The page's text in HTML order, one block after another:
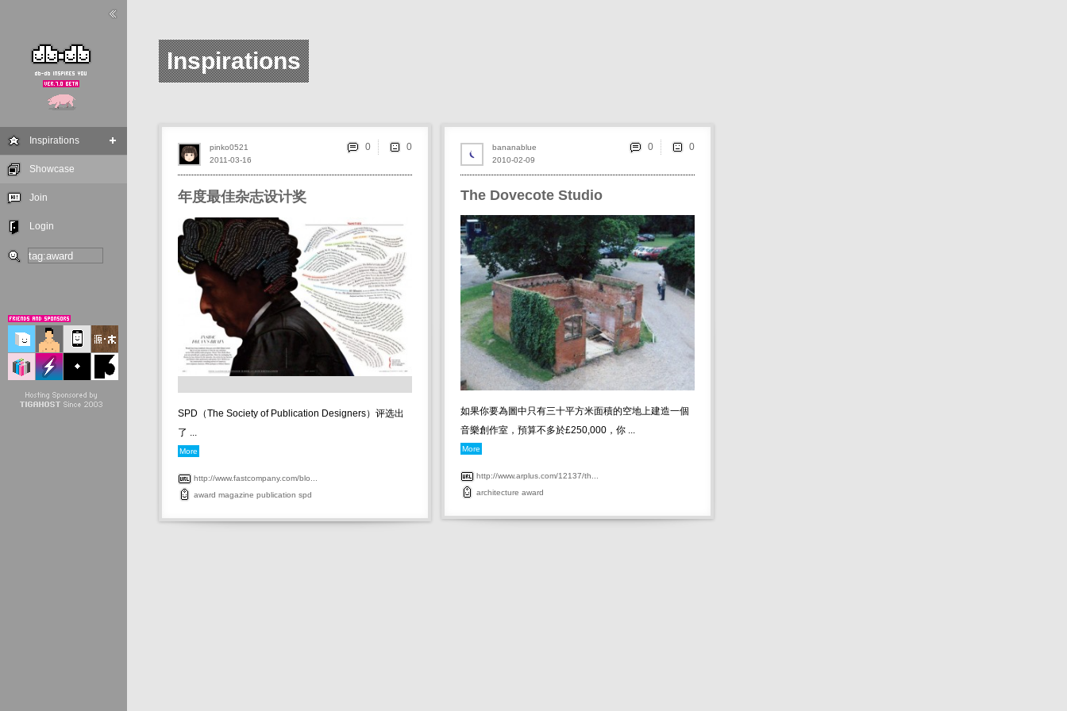
Inspirations
Inspirations
Showcase
Join
Login
年度最佳杂志设计奖
SPD（The Society of Publication Designers）评选出
了 ...
More
http://www.fastcompany.com/blo...
award magazine publication spd
2011-03-16
pinko0521 0
The Dovecote Studio
如果你要為圖中只有三十平方米面積的空地上建造一個
音樂創作室，預算不多於£250,000，你 ...
More
http://www.arplus.com/12137/th...
architecture award
2010-02-09
bananablue 0